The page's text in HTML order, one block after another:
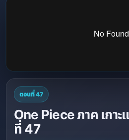
ตอนที่ 47
One Piece ภาค เกา
ที่ 47